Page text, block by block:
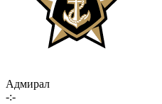
Адмирал
-:-